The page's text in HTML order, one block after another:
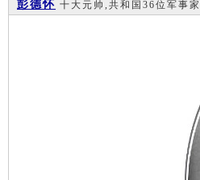
彭德怀 十大元帅,共和国36位军事家